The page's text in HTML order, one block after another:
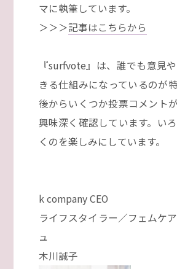
マに執筆しています。
＞＞＞記事はこちらから
『surfvote』は、誰でも意見
きる仕組みになっているのが
後からいくつか投票コメント
興味深く確認しています。い
くのを楽しみにしています
k company CEO
ライフスタイラー／フェムケ
ュ
木川誠子